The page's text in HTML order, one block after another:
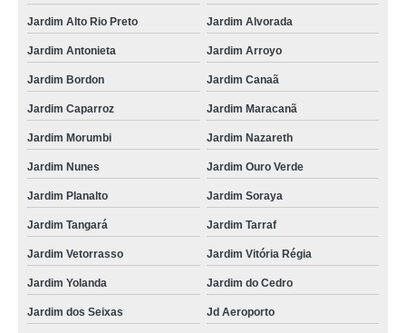
Jardim Alto Rio Preto Jardim Alvorada
Jardim Antonieta Jardim Arroyo
Jardim Bordon Jardim Canaã
Jardim Caparroz Jardim Maracanã
Jardim Morumbi Jardim Nazareth
Jardim Nunes Jardim Ouro Verde
Jardim Planalto Jardim Soraya
Jardim Tangará Jardim Tarraf
Jardim Vetorrasso Jardim Vitória Régia
Jardim Yolanda Jardim do Cedro
Jardim dos Seixas Jd Aeroporto